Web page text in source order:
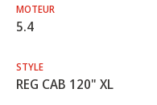
MOTEUR
5.4
STYLE
REG CAB 120" XL